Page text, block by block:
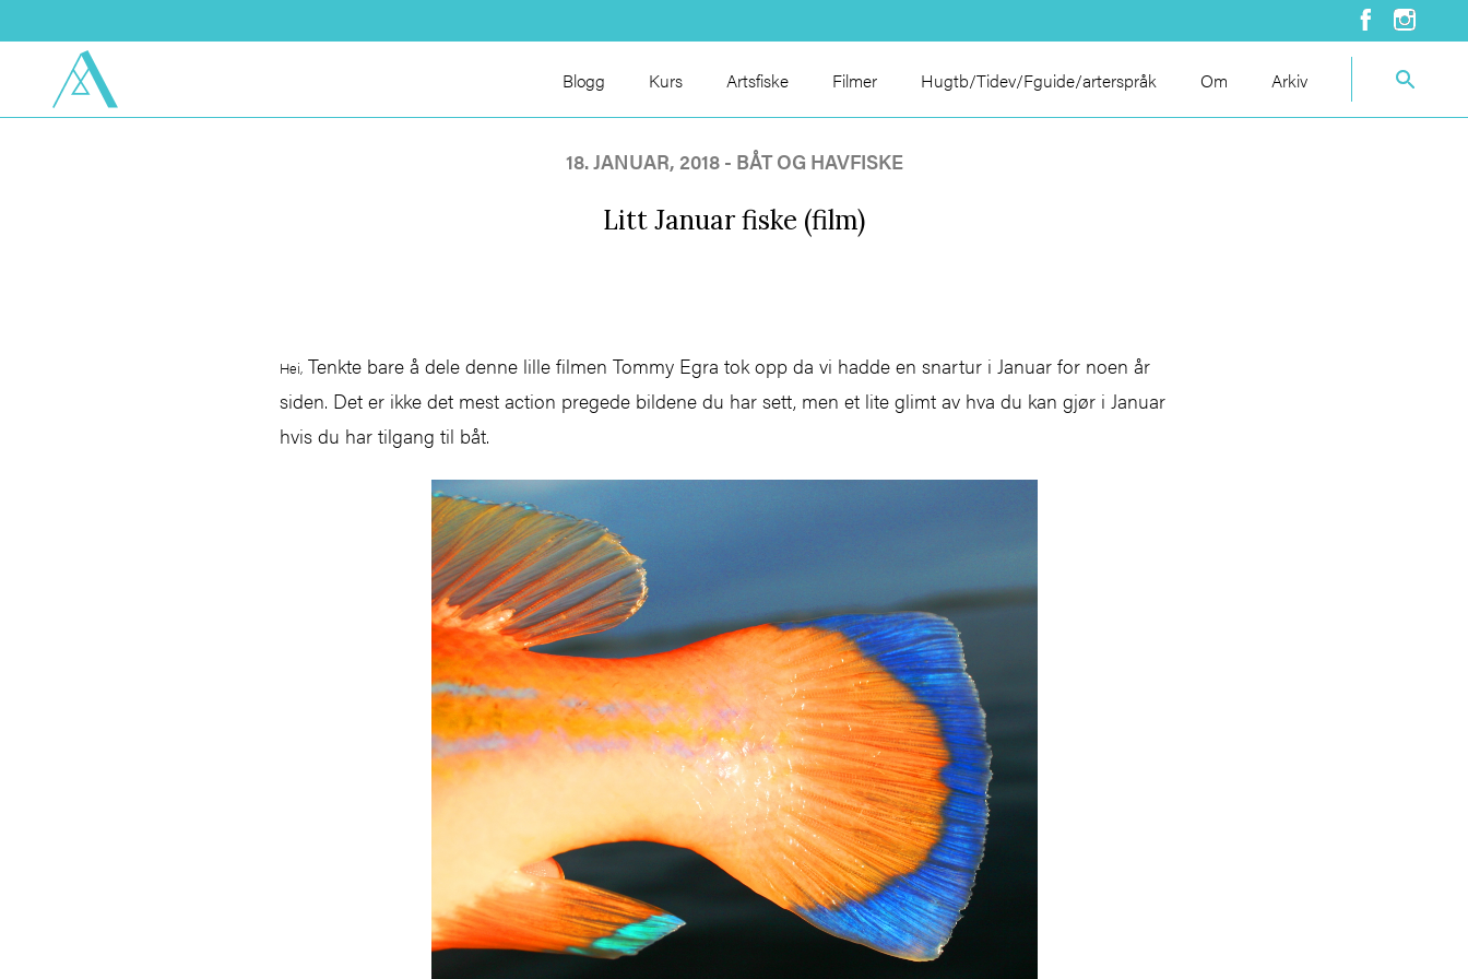
Blogg Kurs Artsfiske Filmer Hugtb/Tidev/Fguide/arterspråk Om Arkiv
18. JANUAR, 2018 - BÅT OG HAVFISKE
Litt Januar fiske (film)
Hei, Tenkte bare å dele denne lille filmen Tommy Egra tok opp da vi hadde en snartur i Januar for noen år
siden. Det er ikke det mest action pregede bildene du har sett, men et lite glimt av hva du kan gjør i Januar
hvis du har tilgang til båt.